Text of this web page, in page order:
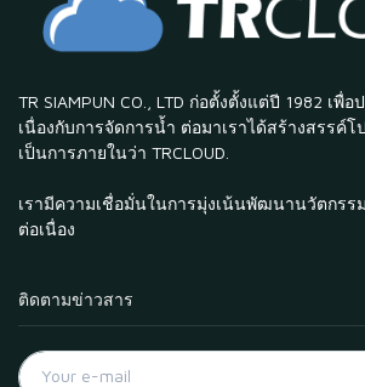
TR SIAMPUN CO., LTD ก่อตั้งตั้งแต่ปี 1982 เพื่อ
เนื่องกับการจัดการน้ำ ต่อมาเราได้สร้างสรรค์โ
เป็นการภายในว่า TRCLOUD.
เรามีความเชื่อมั่นในการมุ่งเน้นพัฒนานวัตกร
ต่อเนื่อง
ติดตามข่าวสาร